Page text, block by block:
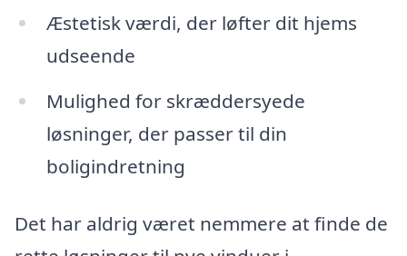
Æstetisk værdi, der løfter dit hjems
udseende
Mulighed for skræddersyede
løsninger, der passer til din
boligindretning
Det har aldrig været nemmere at finde de